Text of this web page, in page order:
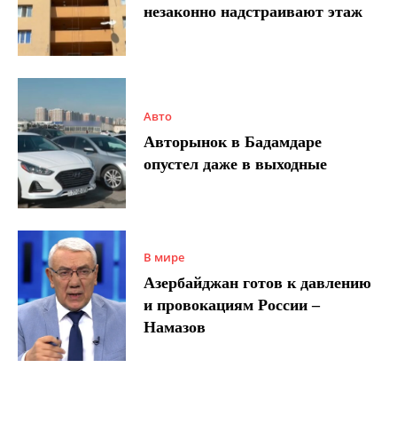
незаконно надстраивают этаж
Авто
Авторынок в Бадамдаре
опустел даже в выходные
В мире
Азербайджан готов к давлению
и провокациям России –
Намазов